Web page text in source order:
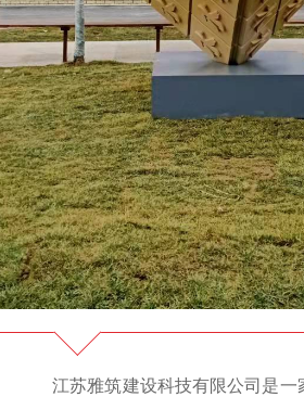
江苏雅筑建设科技有限公司是一